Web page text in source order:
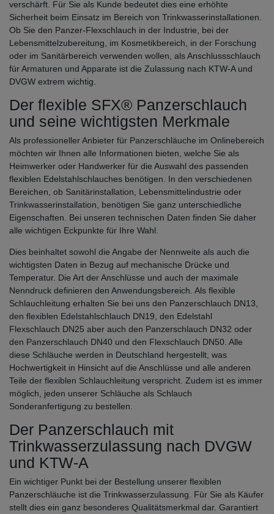
verschärft. Für Sie als Kunde bedeutet dies eine erhöhte
Sicherheit beim Einsatz im Bereich von Trinkwasserinstallationen.
Ob Sie den Panzer-Flexschlauch in der Industrie, bei der
Lebensmittelzubereitung, im Kosmetikbereich, in der Forschung
oder im Sanitärbereich verwenden wollen, als Anschlussschlauch
für Armaturen und Apparate ist die Zulassung nach KTW-A und
DVGW extrem wichtig.
Der flexible SFX® Panzerschlauch
und seine wichtigsten Merkmale
Als professioneller Anbieter für Panzerschläuche im Onlinebereich
möchten wir Ihnen alle Informationen bieten, welche Sie als
Heimwerker oder Handwerker für die Auswahl des passenden
flexiblen Edelstahlschlauches benötigen. In den verschiedenen
Bereichen, ob Sanitärinstallation, Lebensmittelindustrie oder
Trinkwasserinstallation, benötigen Sie ganz unterschiedliche
Eigenschaften. Bei unseren technischen Daten finden Sie daher
alle wichtigen Eckpunkte für Ihre Wahl.
Dies beinhaltet sowohl die Angabe der Nennweite als auch die
wichtigsten Daten in Bezug auf mechanische Drücke und
Temperatur. Die Art der Anschlüsse und auch der maximale
Nenndruck definieren den Anwendungsbereich. Als flexible
Schlauchleitung erhalten Sie bei uns den Panzerschlauch DN13,
den flexiblen Edelstahlschlauch DN19, den Edelstahl
Flexschlauch DN25 aber auch den Panzerschlauch DN32 oder
den Panzerschlauch DN40 und den Flexschlauch DN50. Alle
diese Schläuche werden in Deutschland hergestellt, was
Hochwertigkeit in Hinsicht auf die Anschlüsse und alle anderen
Teile der flexiblen Schlauchleitung verspricht. Zudem ist es immer
möglich, jeden unserer Schläuche als Schlauch
Sonderanfertigung zu bestellen.
Der Panzerschlauch mit
Trinkwasserzulassung nach DVGW
und KTW-A
Ein wichtiger Punkt bei der Bestellung unserer flexiblen
Panzerschläuche ist die Trinkwasserzulassung. Für Sie als Käufer
stellt dies ein ganz besonderes Qualitätsmerkmal dar. Garantiert